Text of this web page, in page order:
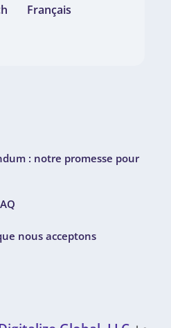
Français
: notre promesse pour
nous acceptons